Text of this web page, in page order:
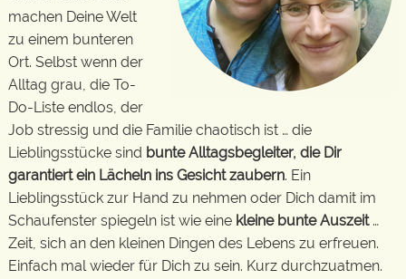
machen Deine Welt
zu einem bunteren
Ort. Selbst wenn der
Alltag grau, die To-
Do-Liste endlos, der
Job stressig und die Familie chaotisch ist … die
Lieblingsstücke sind bunte Alltagsbegleiter, die Dir
garantiert ein Lächeln ins Gesicht zaubern. Ein
Lieblingsstück zur Hand zu nehmen oder Dich damit im
Schaufenster spiegeln ist wie eine kleine bunte Auszeit…
Zeit, sich an den kleinen Dingen des Lebens zu erfreuen.
Einfach mal wieder für Dich zu sein. Kurz durchzuatmen.